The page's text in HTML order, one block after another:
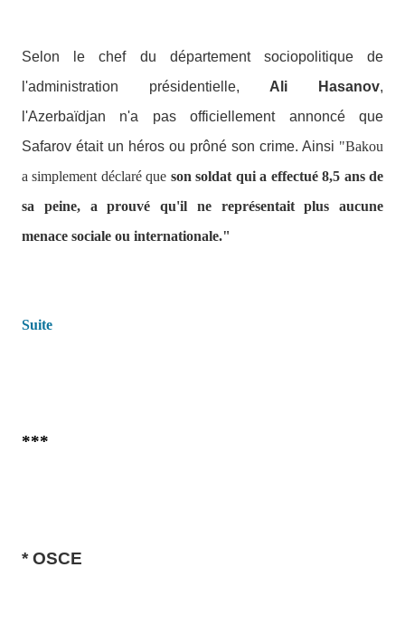
Selon le chef du département sociopolitique de
l'administration présidentielle, Ali Hasanov,
l'Azerbaïdjan n'a pas officiellement annoncé que
Safarov était un héros ou prôné son crime. Ainsi "Bakou
a simplement déclaré que son soldat qui a effectué 8,5 ans de
sa peine, a prouvé qu'il ne représentait plus aucune
menace sociale ou internationale."
Suite
***
* OSCE